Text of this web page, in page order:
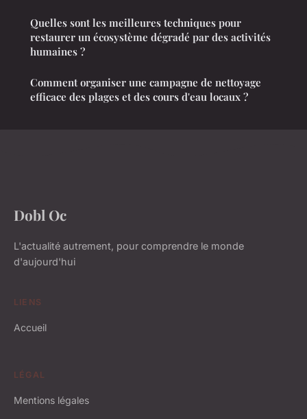
Quelles sont les meilleures techniques pour
restaurer un écosystème dégradé par des activités
humaines ?
Comment organiser une campagne de nettoyage
efficace des plages et des cours d'eau locaux ?
Dobl Oc
L'actualité autrement, pour comprendre le monde
d'aujourd'hui
LIENS
Accueil
LÉGAL
Mentions légales